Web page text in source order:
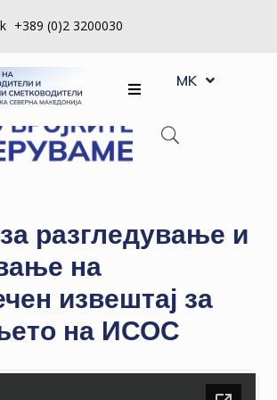
+389 (0)2 3200030
MK
SQ
разгледување и
на
извештај за
на ИСОС